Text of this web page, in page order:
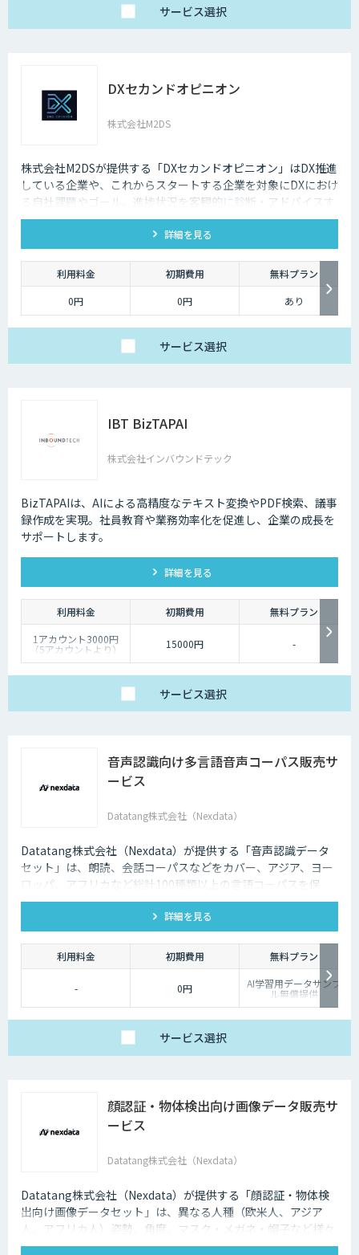
サービス選択
DXセカンドオピニオン
株式会社M2DS
株式会社M2DSが提供する「DXセカンドオピニオン」はDX推進
している企業や、これからスタートする企業を対象にDXにおけ
る自社課題やゴール、進捗状況を客観的に診断・アドバイスす
るサービスです
詳細を見る
利用料金 初期費用
無料プラン
0円
0円 あり
サービス選択
IBT BizTAPAI
株式会社インバウンドテック
BizTAPAIは、AIによる高精度なテキスト変換やPDF検索、議事
録作成を実現。社員教育や業務効率化を促進し、企業の成長を
サポートします。
詳細を見る
利用料金 初期費用
無料プラン
1アカウント3000円
（5アカウントより） 15000円 -
サービス選択
音声認識向け多言語音声コーパス販売サ
ービス
Datatang株式会社（Nexdata）
Datatang株式会社（Nexdata）が提供する「音声認識データ
セット」は、朗読、会話コーパスなどをカバー、アジア、ヨー
ロッパ、アフリカなど総計100種類以上の言語コーパスを保
有、様々な音声認識・合成タスクに対応可能です。
詳細を見る
利用料金 初期費用 無料プラン
- 0円 AI学習用データサンプ
ル無償提供
サービス選択
顔認証・物体検出向け画像データ販売サ
ービス
Datatang株式会社（Nexdata）
Datatang株式会社（Nexdata）が提供する「顔認証・物体検
出向け画像データセット」は、異なる人種（欧米人、アジア
人、アフリカ人）姿勢、角度、マスク・メガネ・帽子など様々
な状況をカバー、総計500万枚を超えています。